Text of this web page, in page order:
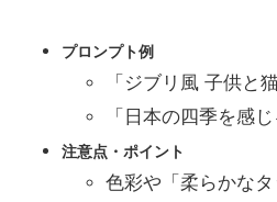
プロンプト例
「ジブリ風 子供と
「日本の四季を感
注意点・ポイント
色彩や「柔らかな